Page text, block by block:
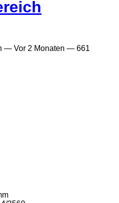
— Vor 2 Monaten — 661